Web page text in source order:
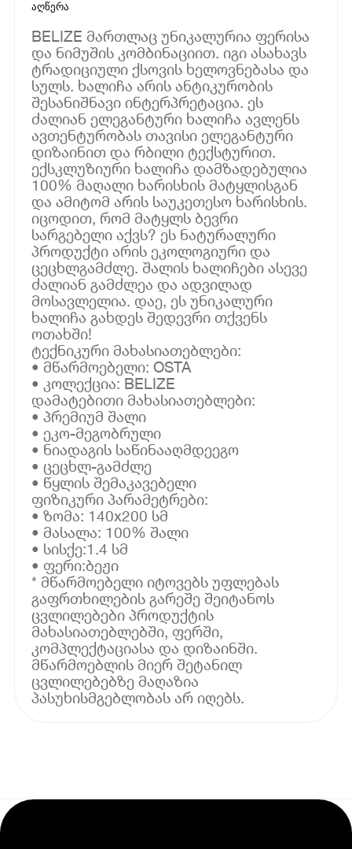
აღწერა
BELIZE მართლაც უნიკალურია ფერისა
და ნიმუშის კომბინაციით. იგი ასახავს
ტრადიციული ქსოვის ხელოვნებასა და
სულს. ხალიჩა არის ანტიკურობის
შესანიშნავი ინტერპრეტაცია. ეს
ძალიან ელეგანტური ხალიჩა ავლენს
ავთენტურობას თავისი ელეგანტური
დიზაინით და რბილი ტექსტურით.
ექსკლუზიური ხალიჩა დამზადებულია
100% მაღალი ხარისხის მატყლისგან
და ამიტომ არის საუკეთესო ხარისხის.
იცოდით, რომ მატყლს ბევრი
სარგებელი აქვს? ეს ნატურალური
პროდუქტი არის ეკოლოგიური და
ცეცხლგამძლე. შალის ხალიჩები ასევე
ძალიან გამძლეა და ადვილად
მოსავლელია. დაე, ეს უნიკალური
ხალიჩა გახდეს შედევრი თქვენს
ოთახში!
ტექნიკური მახასიათებლები:
• მწარმოებელი: OSTA
• კოლექცია: BELIZE
დამატებითი მახასიათებლები:
• პრემიუმ შალი
• ეკო-მეგობრული
• ნიადაგის საწინააღმდეეგო
• ცეცხლ-გამძლე
• წყლის შემაკავებელი
ფიზიკური პარამეტრები:
• ზომა: 140x200 სმ
• მასალა: 100% შალი
• სისქე:1.4 სმ
• ფერი:ბეჟი
* მწარმოებელი იტოვებს უფლებას
გაფრთხილების გარეშე შეიტანოს
ცვლილებები პროდუქტის
მახასიათებლებში, ფერში,
კომპლექტაციასა და დიზაინში.
მწარმოებლის მიერ შეტანილ
ცვლილებებზე მაღაზია
პასუხისმგებლობას არ იღებს.